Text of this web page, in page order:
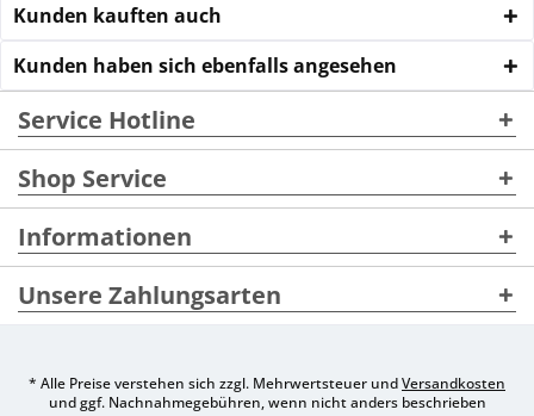
Kunden kauften auch
Kunden haben sich ebenfalls angesehen
Service Hotline
Shop Service
Informationen
Unsere Zahlungsarten
* Alle Preise verstehen sich zzgl. Mehrwertsteuer undVersandkosten
und ggf. Nachnahmegebühren, wenn nicht anders beschrieben